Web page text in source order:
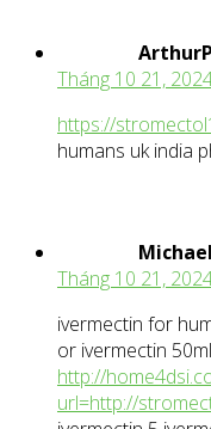
Tháng 10 21,
https://
humans uk india
Tháng 10 21,
ivermectin for
or ivermectin 50ml
http://
url=http://